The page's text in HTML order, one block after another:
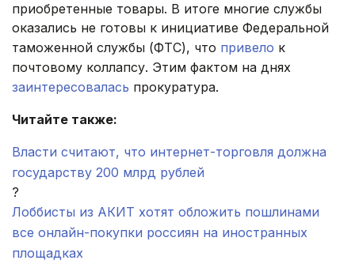
приобретенные товары. В итоге многие службы
оказались не готовы к инициативе Федеральной
таможенной службы (ФТС), что привело к
почтовому коллапсу. Этим фактом на днях
заинтересовалась прокуратура.
Читайте также:
Власти считают, что интернет-торговля должна
государству 200 млрд рублей
?
Лоббисты из АКИТ хотят обложить пошлинами
все онлайн-покупки россиян на иностранных
площадках